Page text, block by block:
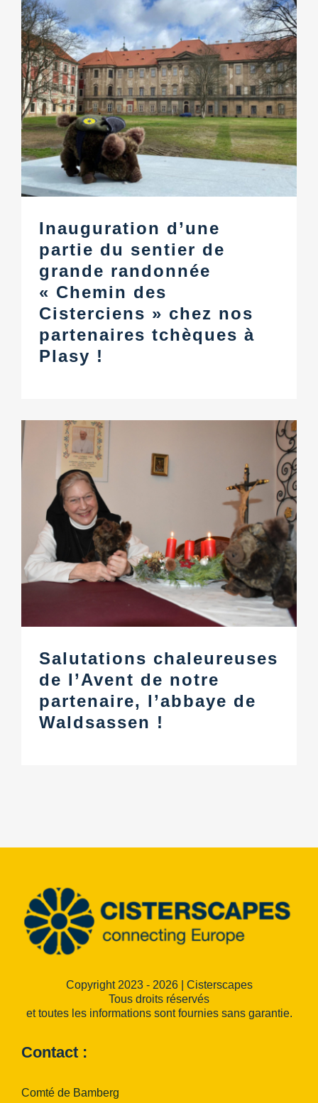
Inauguration d’une
partie du sentier de
grande randonnée
« Chemin des
Cisterciens » chez nos
partenaires tchèques à
Plasy !
Salutations chaleureuses
de l’Avent de notre
partenaire, l’abbaye de
Waldsassen !
Copyright 2023 - 2026 | Cisterscapes
Tous droits réservés
et toutes les informations sont fournies sans garantie.
Contact :
Comté de Bamberg